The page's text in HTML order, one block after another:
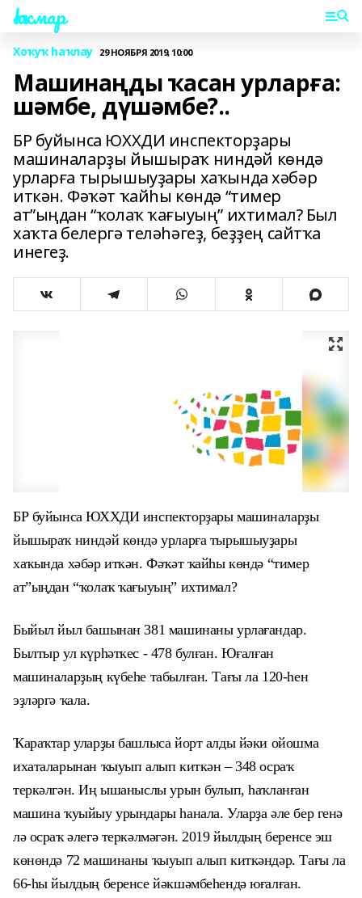
Һаҡмар
Хоҡуҡ һаҡлау 29 НОЯБРЯ 2019, 10:00
Машинаңды ҡасан урларға:
шәмбе, дүшәмбе?..
БР буйынса ЮХХДИ инспекторҙары
машиналарҙы йышыраҡ ниндәй көндә
урларға тырышыуҙары хаҡында хәбәр
иткән. Фәҡәт ҡайһы көндә “тимер
ат”ыңдан “ҡолаҡ ҡағыуың” ихтимал? Был
хаҡта белергә теләһәгеҙ, беҙҙең сайтҡа
инегеҙ.
БР буйынса ЮХХДИ инспекторҙары машиналарҙы
йышыраҡ ниндәй көндә урларға тырышыуҙары
хаҡында хәбәр иткән. Фәҡәт ҡайһы көндә “тимер
ат”ыңдан “ҡолаҡ ҡағыуың” ихтимал?
Быйыл йыл башынан 381 машинаны урлағандар.
Былтыр ул күрһәткес - 478 булған. Юғалған
машиналарҙың күбеһе табылған. Тағы ла 120-һен
эҙләргә ҡала.
Ҡараҡтаруларҙы башлыса йорт алды йәки ойошма
ихаталарынан ҡыуып алып киткән – 348осраҡ
теркәлгән. Иң ышаныслы урын булып, һаҡланған
машина ҡуыйыу урындары һанала. Уларҙа әле бер генә
лә осраҡ әлегә теркәлмәгән. 2019 йылдың беренсе эш
көнөндә 72 машинаны ҡыуып алып киткәндәр. Тағы ла
66-һыйылдың беренсе йәкшәмбеһендәюғалған.